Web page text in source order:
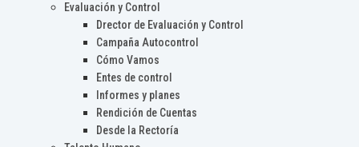
Evaluación y Control
Drector de Evaluación y Control
Campaña Autocontrol
Cómo Vamos
Entes de control
Informes y planes
Rendición de Cuentas
Desde la Rectoría